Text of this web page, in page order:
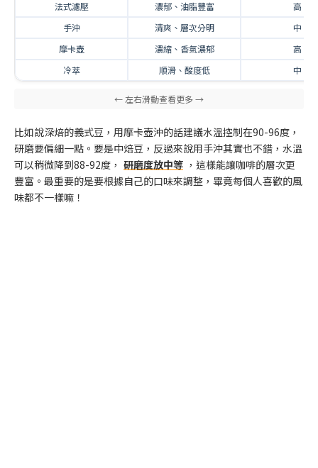
法式濾壓
濃郁、油脂豐富
高
手沖
清爽、層次分明
中
摩卡壺
濃縮、香氣濃郁
高
冷萃
順滑、酸度低 中
比如說深焙的義式豆，用摩卡壺沖的話建議水溫控制在90-96度，
研磨要偏細一點。要是中焙豆，反過來說用手沖其實也不錯，水溫
可以稍微降到88-92度， 研磨度放中等 ，這樣能讓咖啡的層次更
豐富。最重要的是要根據自己的口味來調整，畢竟每個人喜歡的風
味都不一樣嘛！